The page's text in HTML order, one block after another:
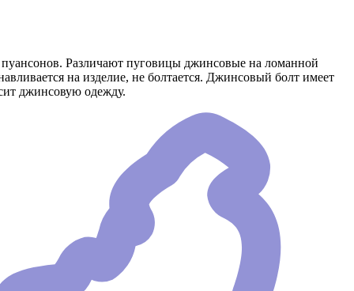
Различают пуговицы джинсовые на ломанной
на изделие, не болтается. Джинсовый болт имеет
джинсовую одежду.